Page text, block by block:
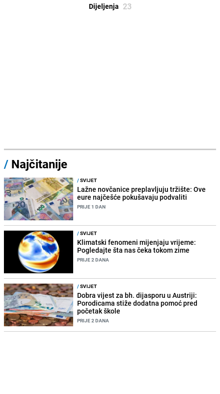
Dijeljenja 23
/ Najčitanije
/SVIJET
Lažne novčanice preplavljuju tržište: Ove
eure najčešće pokušavaju podvaliti
PRIJE 1 DAN
/SVIJET
Klimatski fenomeni mijenjaju vrijeme:
Pogledajte šta nas čeka tokom zime
PRIJE 2 DANA
/SVIJET
Dobra vijest za bh. dijasporu u Austriji:
Porodicama stiže dodatna pomoć pred
početak škole
PRIJE 2 DANA